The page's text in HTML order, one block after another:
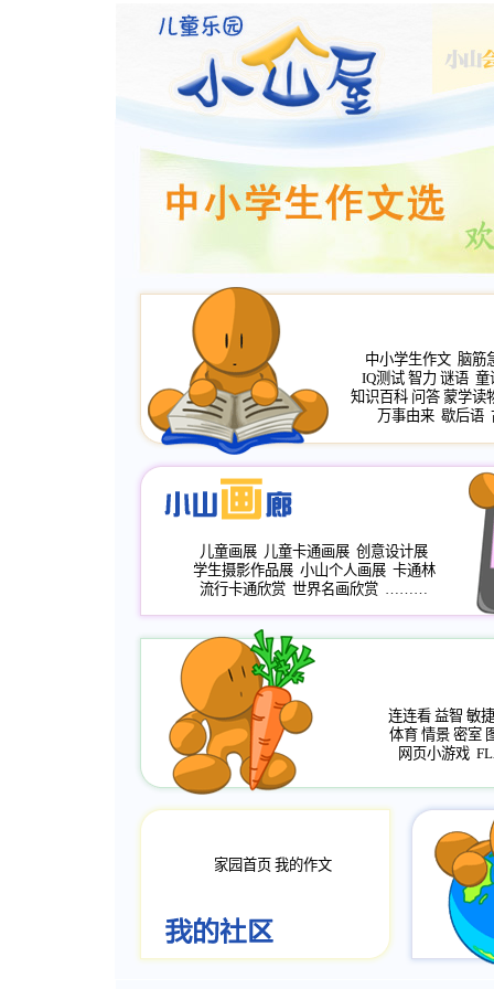
中小学生作文 脑筋
IQ测试 智力 谜语 童
知识百科 问答 蒙学读
万事由来 歇后语
儿童画展 儿童卡通画展 创意设计展
学生摄影作品展 小山个人画展 卡通林
流行卡通欣赏 世界名画欣赏 ………
连连看 益智 敏捷
体育 情景 密室
网页小游戏
家园首页 我的作文